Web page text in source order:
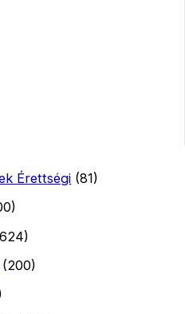
Érettségi (81)
(200)